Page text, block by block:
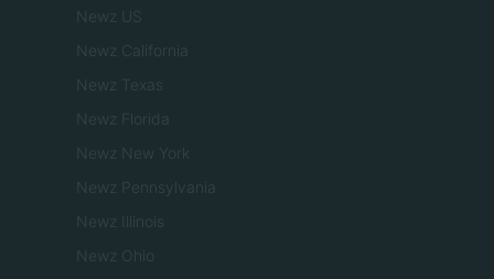
Newz US
Newz California
Newz Texas
Newz Florida
Newz New York
Newz Pennsylvania
Newz Illinois
Newz Ohio